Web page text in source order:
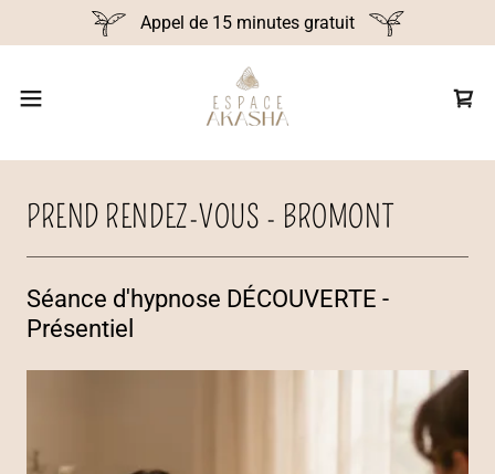
Appel de 15 minutes gratuit
PREND RENDEZ-VOUS - BROMONT
Séance d'hypnose DÉCOUVERTE -
Présentiel